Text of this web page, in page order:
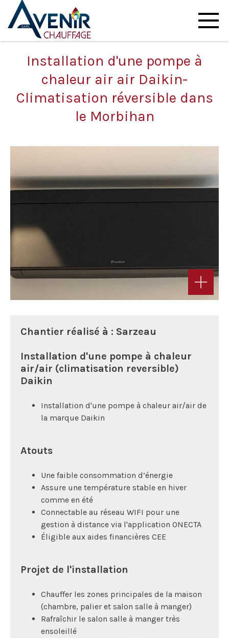
Installation d'une pompe à
chaleur air air Daikin-
Climatisation réversible dans
le Morbihan
Chantier réalisé à : Sarzeau
Installation d'une pompe à chaleur
air/air (climatisation reversible)
Daikin
Installation d'une pompe à chaleur air/air de
la marque Daikin
Atouts
Une faible consommation d’énergie
Assure une température stable en hiver
comme en été
Connectable au réseau WIFI pour une
gestion à distance via l'application ONECTA
Éligible aux aides financières CEE
Projet de l'installation
Chauffer les zones principales de la maison
(chambre, palier et salon salle à manger)
Rafraîchir le salon salle à manger très
ensoleillé